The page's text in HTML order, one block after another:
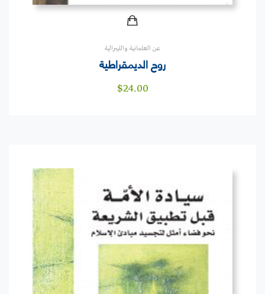
عن العلمانية والليبرالية
روح الديمقراطية
$24.00